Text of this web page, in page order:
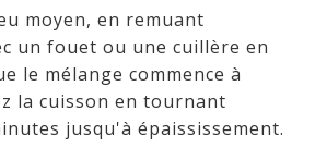
moyen, en remuant
un fouet ou une cuillère en
le mélange commence à
la cuisson en tournant
jusqu'à épaississement.